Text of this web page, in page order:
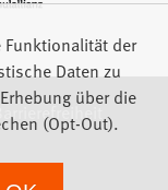
Funktionalität der
Daten zu
über die
(Opt-Out).